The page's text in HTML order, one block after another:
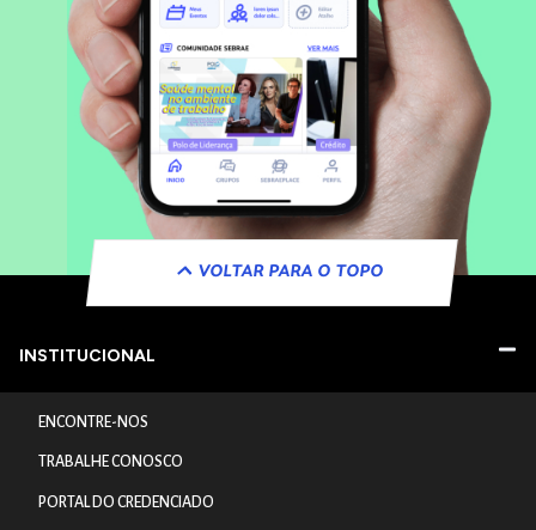
VOLTAR PARA O TOPO
INSTITUCIONAL
ENCONTRE-NOS
TRABALHE CONOSCO
PORTAL DO CREDENCIADO